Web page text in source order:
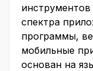
спектра
программы,
мобильные
основан на